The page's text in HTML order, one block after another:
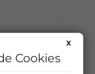
X
Cookies